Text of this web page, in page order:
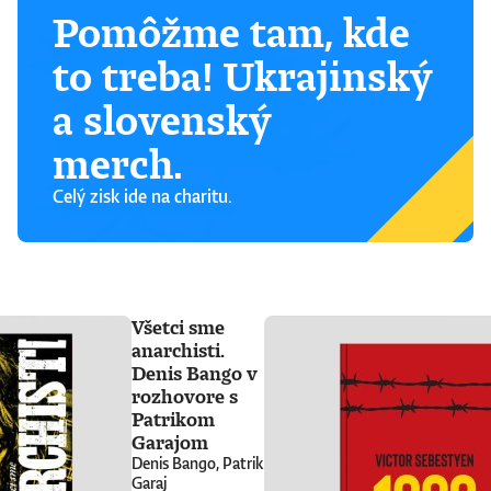
Pomôžme tam, kde
to treba! Ukrajinský
a slovenský
merch.
Celý zisk ide na charitu.
Všetci sme
anarchisti.
Denis Bango v
rozhovore s
Patrikom
Garajom
Denis Bango, Patrik
Garaj